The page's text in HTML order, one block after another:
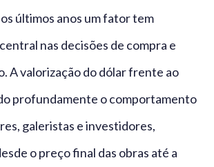
últimos anos um fator tem
nas decisões de compra e
A valorização do dólar frente ao
profundamente o comportamento
galeristas e investidores,
o preço final das obras até a